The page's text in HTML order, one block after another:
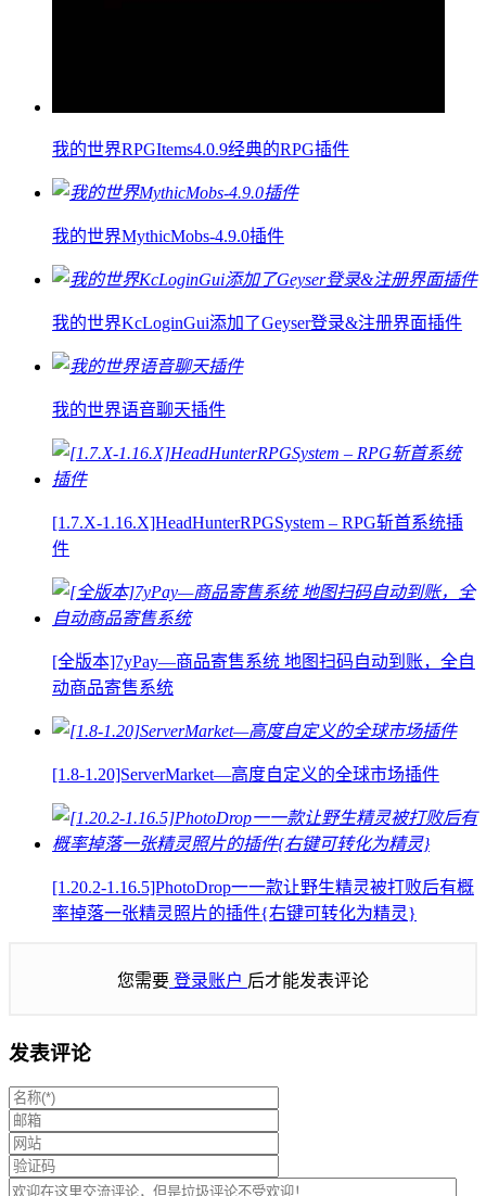
我的世界RPGItems4.0.9经典的RPG插件
我的世界MythicMobs-4.9.0插件
我的世界KcLoginGui添加了Geyser登录&注册界面插件
我的世界语音聊天插件
[1.7.X-1.16.X]HeadHunterRPGSystem – RPG斩首系统插
件
[全版本]7yPay—商品寄售系统 地图扫码自动到账，全自
动商品寄售系统
[1.8-1.20]ServerMarket—高度自定义的全球市场插件
[1.20.2-1.16.5]PhotoDrop一一款让野生精灵被打败后有概
率掉落一张精灵照片的插件{右键可转化为精灵}
您需要 登录账户 后才能发表评论
发表评论